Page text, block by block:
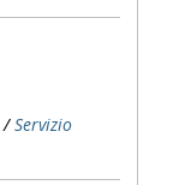
/Servizio